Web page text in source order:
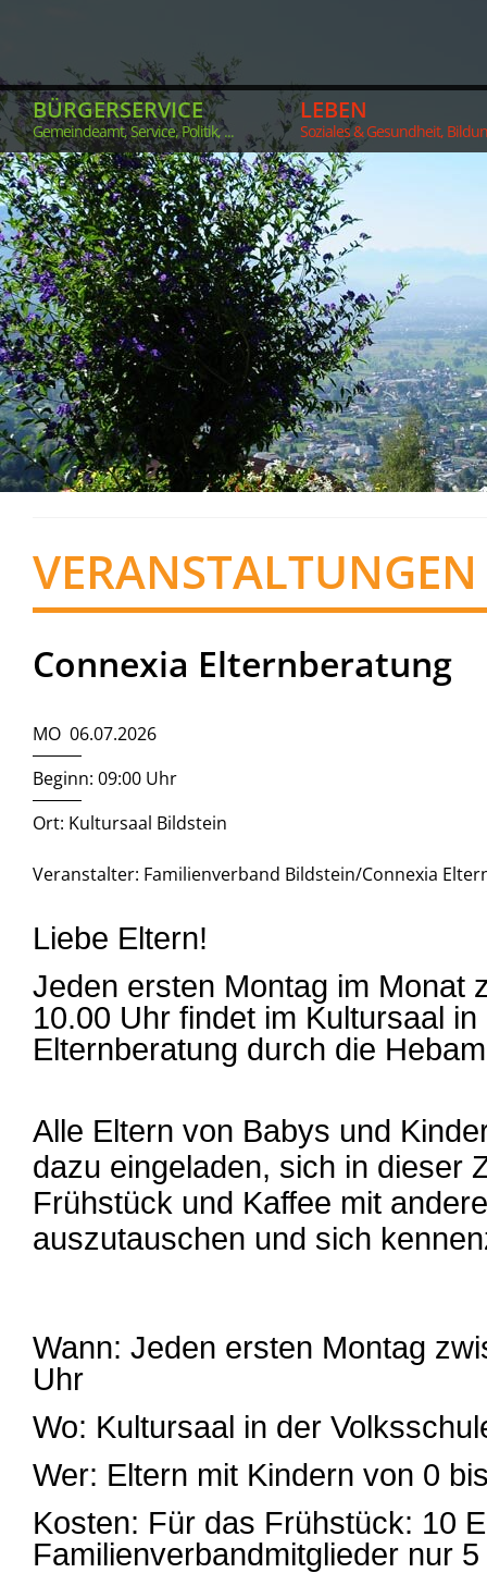
BÜRGERSERVICE
Gemeindeamt, Service, Politik, ...
LEBEN
Soziales & Gesundheit,
VERANSTALTUNGEN
Connexia Elternberatung
MO 06.07.2026
Beginn: 09:00 Uhr
Ort: Kultursaal Bildstein
Veranstalter: Familienverband Bildstein/Connexia
Liebe Eltern!
Jeden ersten Montag im Monat
10.00 Uhr findet im Kultursaal
Elternberatung durch die
Alle Eltern von Babys und
dazu eingeladen, sich in dieser
Frühstück und Kaffee mit
auszutauschen und sich
Wann: Jeden ersten Montag
Uhr
Wo: Kultursaal in der
Wer: Eltern mit Kindern von 0
Kosten: Für das Frühstück: 10
Familienverbandmitglieder nur